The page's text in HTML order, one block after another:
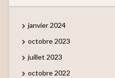
janvier 2024
octobre 2023
juillet 2023
octobre 2022